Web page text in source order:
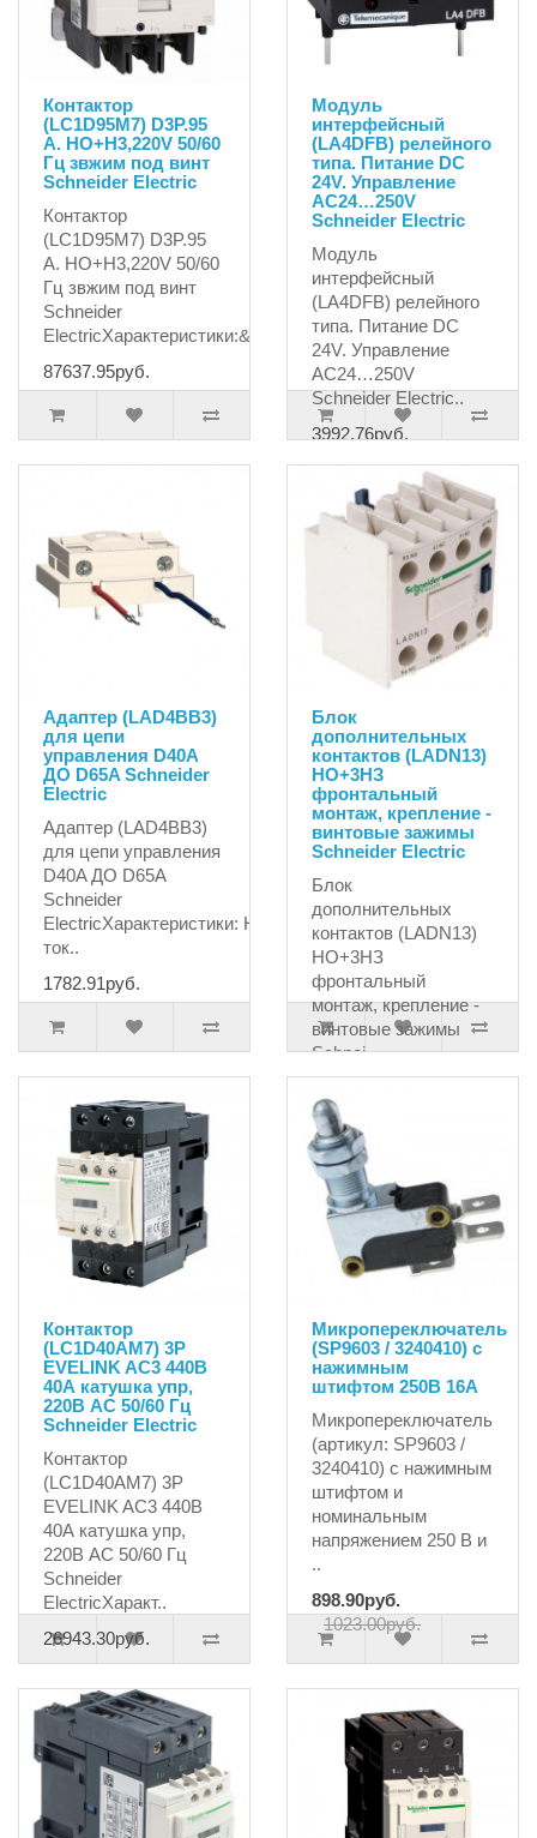
Контактор
(LC1D95M7) D3P.95
A. HO+H3,220V 50/60
Гц звжим под винт
Schneider Electric
Контактор
(LC1D95M7) D3P.95
A. HO+H3,220V 50/60
Гц звжим под винт
Schneider
ElectricХарактеристики:&..
87637.95руб.
Модуль
интерфейсный
(LA4DFB) релейного
типа. Питание DC
24V. Управление
AC24…250V
Schneider Electric
Модуль
интерфейсный
(LA4DFB) релейного
типа. Питание DC
24V. Управление
AC24…250V
Schneider Electric..
3992.76руб.
Адаптер (LAD4BB3)
для цепи
управления D40A
ДО D65A Schneider
Electric
Адаптер (LAD4BB3)
для цепи управления
D40A ДО D65A
Schneider
ElectricХарактеристики: Номин.
ток..
1782.91руб.
Блок
дополнительных
контактов (LADN13)
НО+3НЗ
фронтальный
монтаж, крепление -
винтовые зажимы
Schneider Electric
Блок
дополнительных
контактов (LADN13)
НО+3НЗ
фронтальный
монтаж, крепление -
винтовые зажимы
Schnei..
Контактор
(LC1D40AM7) 3P
EVELINK AC3 440В
40А катушка упр,
220В AC 50/60 Гц
Schneider Electric
Контактор
(LC1D40AM7) 3P
EVELINK AC3 440В
40А катушка упр,
220В AC 50/60 Гц
Schneider
ElectricХаракт..
26943.30руб.
Микропереключатель
(SP9603 / 3240410) с
нажимным
штифтом 250В 16А
Микропереключатель
(артикул: SP9603 /
3240410) с нажимным
штифтом и
номинальным
напряжением 250 В и
..
898.90руб.
1023.00руб.